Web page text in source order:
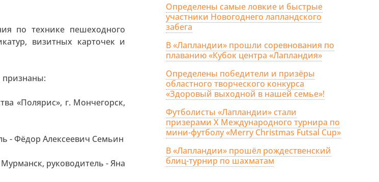
по технике пешеходного
визитных карточек и
признаны:
«Полярис», г. Мончегорск,
- Фёдор Алексеевич Семьин
руководитель - Яна
Определены самые ловкие и быстрые
участники Новогоднего лапландского
забега
В «Лапландии» прошли соревнования по
плаванию «Кубок центра «Лапландия»
Определены победители и призёры
областного творческого конкурса
«Здоровый выходной в нашей семье»!
Футболисты «Лапландии» стали
призерами X Международного турнира по
мини-футболу «Merry Christmas Futsal Cup»
В «Лапландии» прошёл рождественский
блиц-турнир по шахматам